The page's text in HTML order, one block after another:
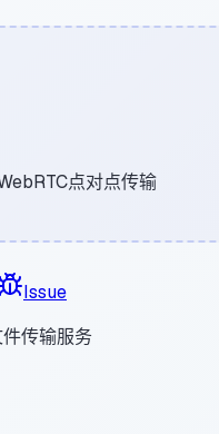
点对点传输
Issue
传输服务